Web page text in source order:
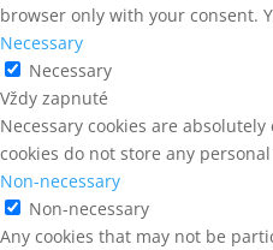
browser only with your consent.
Necessary
Necessary
Vždy zapnuté
Necessary cookies are
cookies do not store any
Non-necessary
Non-necessary
Any cookies that may not be